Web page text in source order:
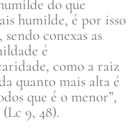
do que
humilde, é por isso
conexas as
é
como a raiz
quanto mais alta é
que é o menor”,
(Lc 9, 48).